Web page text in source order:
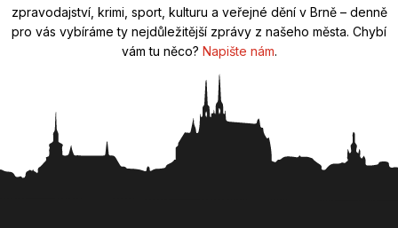
zpravodajství, krimi, sport, kulturu a veřejné dění v Brně – denně
pro vás vybíráme ty nejdůležitější zprávy z našeho města. Chybí
vám tu něco? Napište nám.